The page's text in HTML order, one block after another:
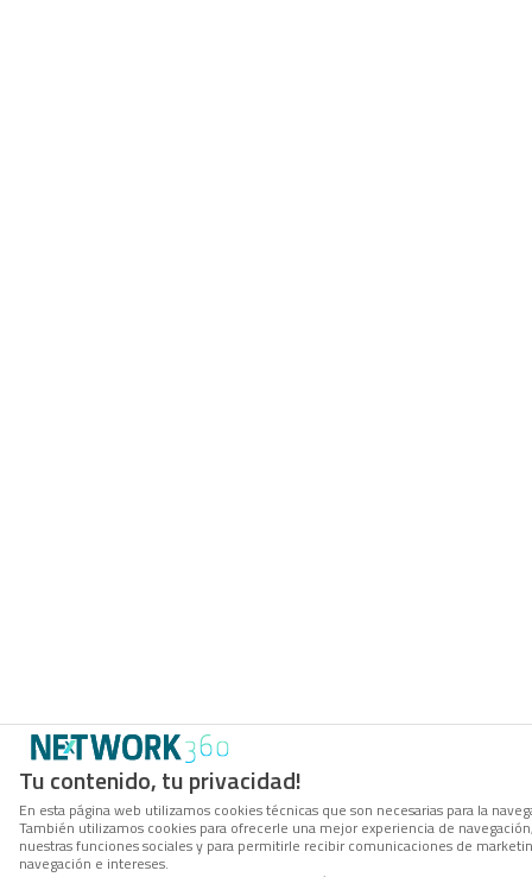
Tu contenido, tu privacidad!
En esta página web utilizamos cookies técnicas que son necesarias para la
También utilizamos cookies para ofrecerle una mejor experiencia de
nuestras funciones sociales y para permitirle recibir comunicaciones de
navegación e intereses.